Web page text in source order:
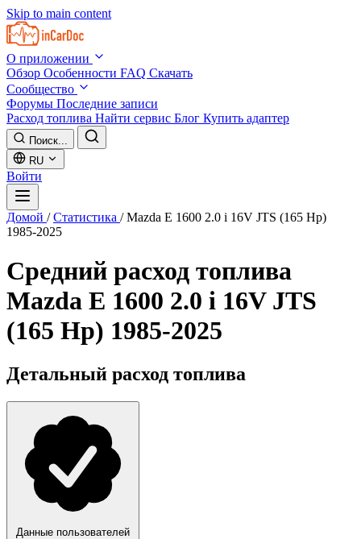
Skip to main content
О приложении
Обзор Особенности FAQ Скачать
Сообщество
Форумы Последние записи
Расход топлива Найти сервис Блог Купить адаптер
Поиск...
RU
Войти
Домой / Статистика / Mazda E 1600 2.0 i 16V JTS (165 Hp)
1985-2025
Средний расход топлива
Mazda E 1600 2.0 i 16V JTS
(165 Hp) 1985-2025
Детальный расход топлива
Данные пользователей